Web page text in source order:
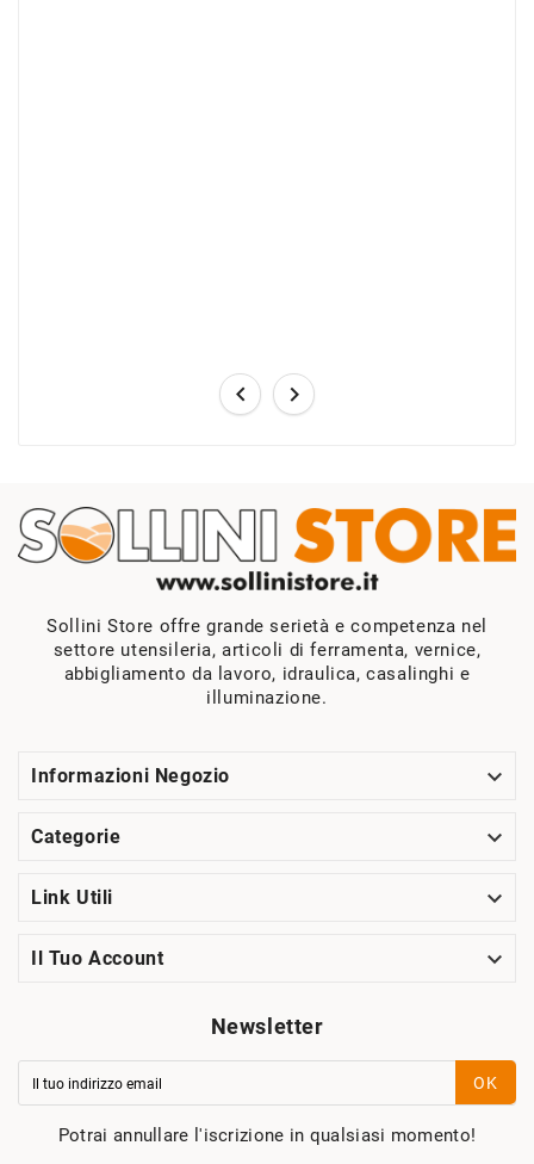
 
Sollini Store offre grande serietà e competenza nel
settore utensileria, articoli di ferramenta, vernice,
abbigliamento da lavoro, idraulica, casalinghi e
illuminazione.
Informazioni Negozio 
Categorie 
Link Utili 
Il Tuo Account 
Newsletter
OK
Potrai annullare l'iscrizione in qualsiasi momento!